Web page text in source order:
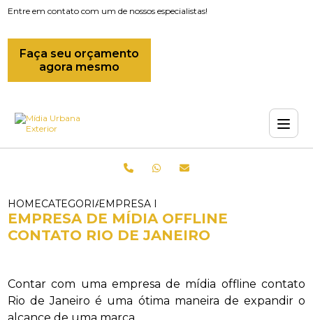
Entre em contato com um de nossos especialistas!
Faça seu orçamento
agora mesmo
HOMECATEGORIASEMPRESA DE MIDIAS
EMPRESA DE MÍDIA OFFLINE
CONTATO RIO DE JANEIRO
Contar com uma empresa de mídia offline contato
Rio de Janeiro é uma ótima maneira de expandir o